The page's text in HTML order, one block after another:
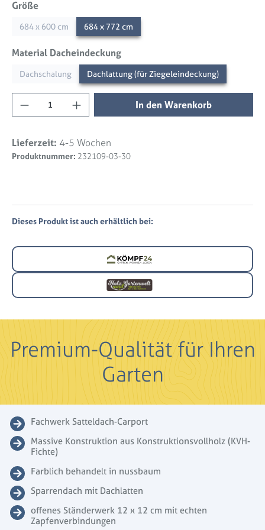
Größeauswählen
684 x 600 cm 684 x 772 cm
Material Dacheindeckungauswählen
Dachschalung Dachlattung (für Ziegeleindeckung)
Produkt Anzahl: Gib den gewünschten
In den Warenkorb
Lieferzeit: 4-5 Wochen
Produktnummer: 232109-03-30
Dieses Produkt ist auch erhältlich bei:
Premium-Qualität für Ihren
Garten
Fachwerk Satteldach-Carport
Massive Konstruktion aus Konstruktionsvollholz (KVH-
Fichte)
Farblich behandelt in nussbaum
Sparrendach mit Dachlatten
offenes Ständerwerk 12 x 12 cm mit echten
Zapfenverbindungen